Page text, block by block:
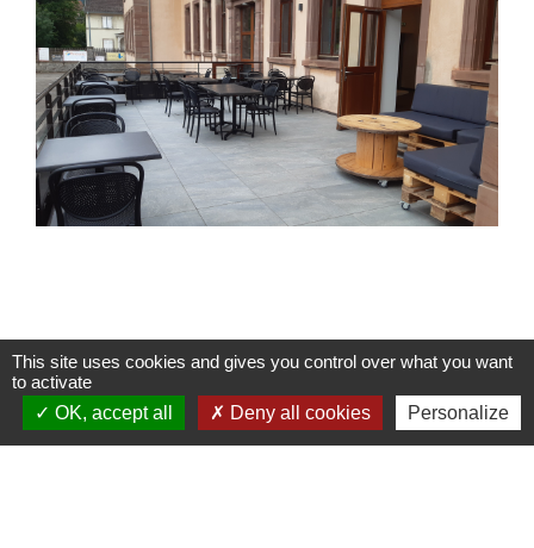
Services municipaux
This site uses cookies and gives you control over what you want
to activate
OK, accept all
Deny all cookies Personalize